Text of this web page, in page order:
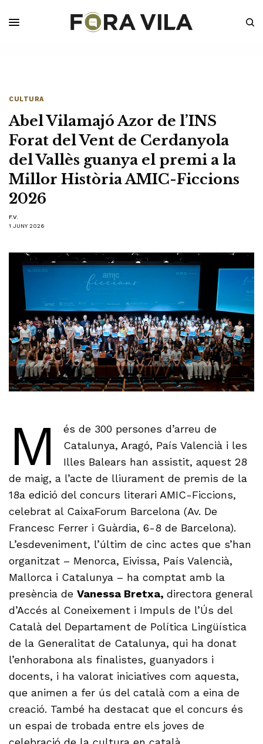
CULTURA
Abel Vilamajó Azor de l’INS
Forat del Vent de Cerdanyola
del Vallès guanya el premi a la
Millor Història AMIC-Ficcions
2026
F.V.
1 JUNY 2026
M
és de 300 persones d’arreu de
Catalunya, Aragó, País Valencià i les
Illes Balears han assistit, aquest 28
de maig, a l’acte de lliurament de premis de la
18a edició del concurs literari AMIC-Ficcions,
celebrat al CaixaForum Barcelona (Av. De
Francesc Ferrer i Guàrdia, 6-8 de Barcelona).
L’esdeveniment, l’últim de cinc actes que s’han
organitzat – Menorca, Eivissa, País Valencià,
Mallorca i Catalunya – ha comptat amb la
presència deVanessa Bretxa,directora general
d’Accés al Coneixement i Impuls de l’Ús del
Català del Departament de Política Lingüística
de la Generalitat de Catalunya, qui ha donat
l’enhorabona als finalistes, guanyadors i
docents, i ha valorat iniciatives com aquesta,
que animen a fer ús del català com a eina de
creació. També ha destacat que el concurs és
un espai de trobada entre els joves de